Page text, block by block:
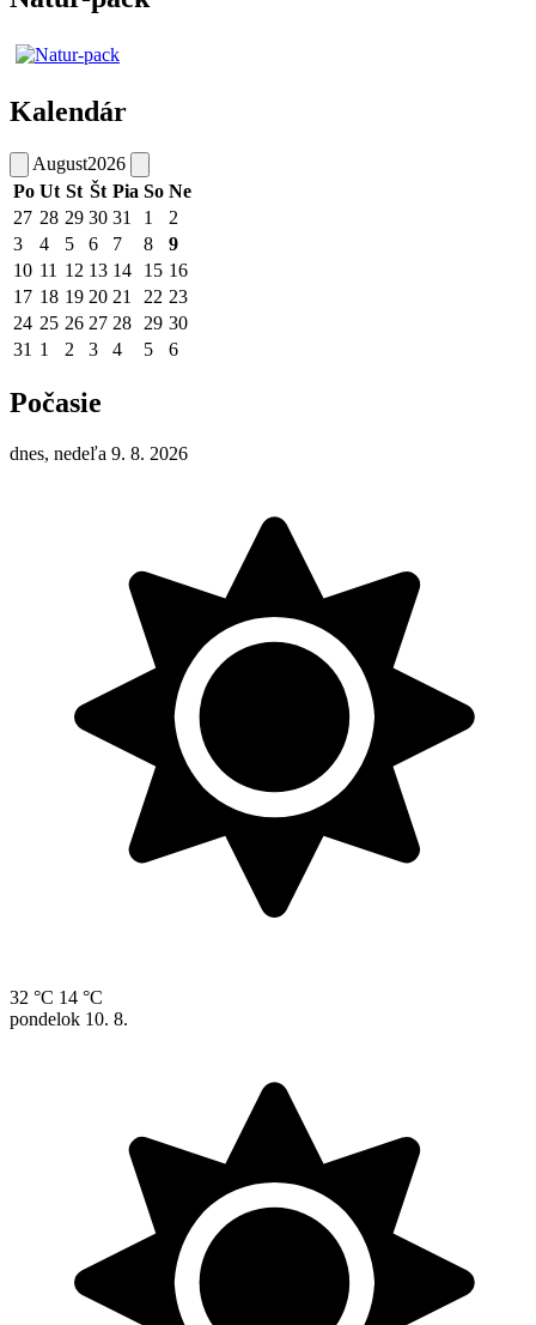
Kalendár
August2026
Po Ut St Št Pia So Ne
27 28 29 30 31 1
2
3
4 5 6 7 8
9
10 11 12 13 14 15 16
17 18 19 20 21 22 23
24 25 26 27 28 29 30
31 1 2 3 4 5 6
Počasie
dnes, nedeľa 9. 8. 2026
32 °C 14 °C
pondelok 10. 8.